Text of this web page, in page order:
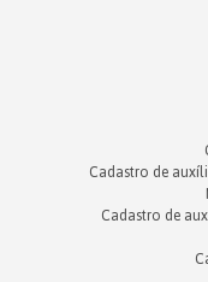
Cadastro de
Cadastro de